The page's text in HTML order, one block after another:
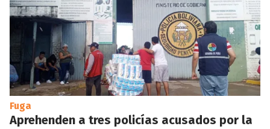
Fuga
Aprehenden a tres policías acusados por la